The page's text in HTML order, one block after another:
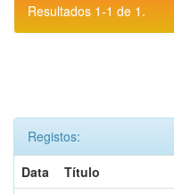
Resultados 1-1 de 1.
Registos:
Data
Título